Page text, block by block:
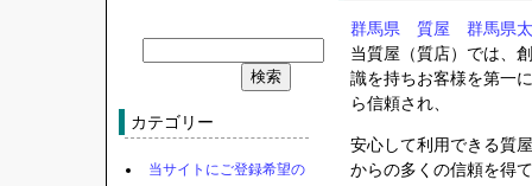
群馬県 質屋 群馬県
当質屋（質店）では、
識を持ちお客様を第一
ら信頼され、
安心して利用できる質
からの多くの信頼を得
カテゴリー
当サイトにご登録希望の